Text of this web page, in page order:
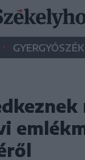
• GYERGYÓSZÉK